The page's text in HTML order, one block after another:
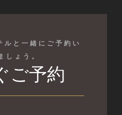
と一緒にご予約い
しょう。
ご予約